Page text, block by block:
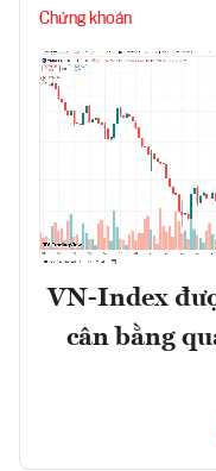
Chứng khoán
VN-Index
cân bằng